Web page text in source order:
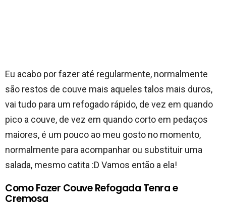
Eu acabo por fazer até regularmente, normalmente
são restos de couve mais aqueles talos mais duros,
vai tudo para um refogado rápido, de vez em quando
pico a couve, de vez em quando corto em pedaços
maiores, é um pouco ao meu gosto no momento,
normalmente para acompanhar ou substituir uma
salada, mesmo catita :D Vamos então a ela!
Como Fazer Couve Refogada Tenra e
Cremosa